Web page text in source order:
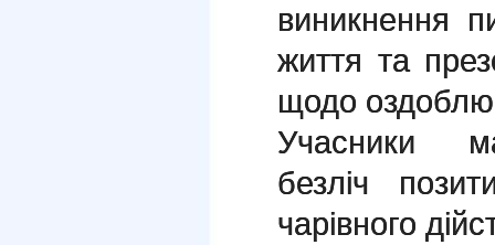
виникнення
життя та
щодо
Учасники
безліч
чарівного